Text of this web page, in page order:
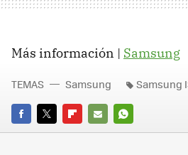
Más información | Samsung
FACEBOOK
TWITTERFLIPBOARD
E-
WHATSAPP
TEMAS Samsung Samsung